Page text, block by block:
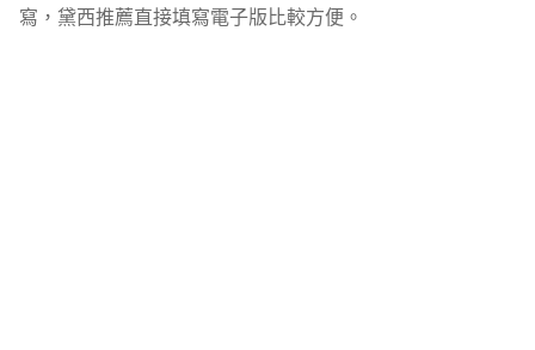
寫，黛西推薦直接填寫電子版比較方便。